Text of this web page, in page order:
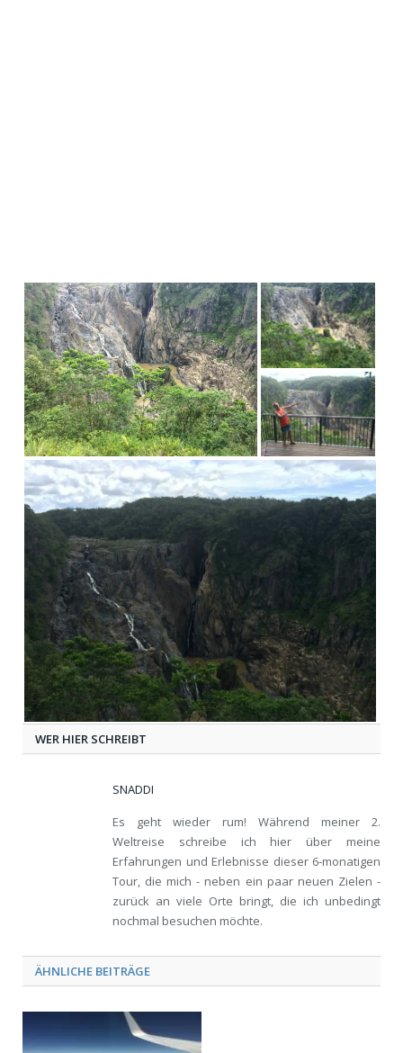
WER HIER SCHREIBT
SNADDI
Es geht wieder rum! Während meiner 2.
Weltreise schreibe ich hier über meine
Erfahrungen und Erlebnisse dieser 6-monatigen
Tour, die mich - neben ein paar neuen Zielen -
zurück an viele Orte bringt, die ich unbedingt
nochmal besuchen möchte.
ÄHNLICHE BEITRÄGE